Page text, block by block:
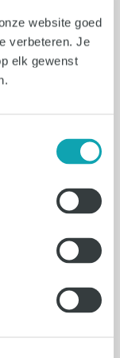
website goed
verbeteren. Je
elk gewenst
na